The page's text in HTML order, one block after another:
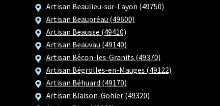
Artisan Beaulieu-sur-Layon (49750)
Artisan Beaupréau (49600)
Artisan Beausse (49410)
Artisan Beauvau (49140)
Artisan Bécon-les-Granits (49370)
Artisan Bégrolles-en-Mauges (49122)
Artisan Béhuard (49170)
Artisan Blaison-Gohier (49320)